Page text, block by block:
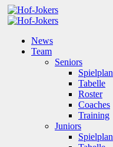
News
Team
Seniors
Spielplan
Tabelle
Roster
Coaches
Training
Juniors
Spielplan